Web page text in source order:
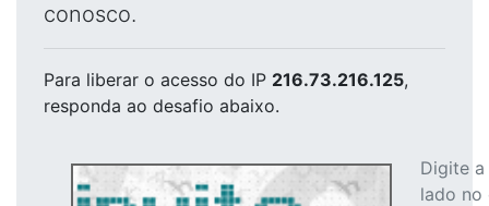
conosco.
Para liberar o acesso do IP 216.73.216.125,
responda ao desafio abaixo.
Digite
lado no